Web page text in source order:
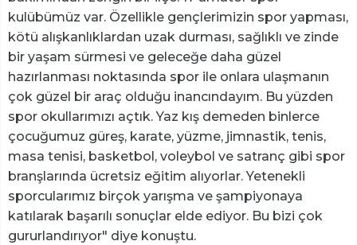
kulübümüz var. Özellikle gençlerimizin spor yapması,
kötü alışkanlıklardan uzak durması, sağlıklı ve zinde
bir yaşam sürmesi ve geleceğe daha güzel
hazırlanması noktasında spor ile onlara ulaşmanın
çok güzel bir araç olduğu inancındayım. Bu yüzden
spor okullarımızı açtık. Yaz kış demeden binlerce
çocuğumuz güreş, karate, yüzme, jimnastik, tenis,
masa tenisi, basketbol, voleybol ve satranç gibi spor
branşlarında ücretsiz eğitim alıyorlar. Yetenekli
sporcularımız birçok yarışma ve şampiyonaya
katılarak başarılı sonuçlar elde ediyor. Bu bizi çok
gururlandırıyor" diye konuştu.